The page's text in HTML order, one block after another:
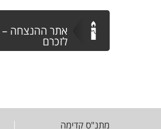
אתר ההנצחה –
לזכרם
מתנ"ס קדימה